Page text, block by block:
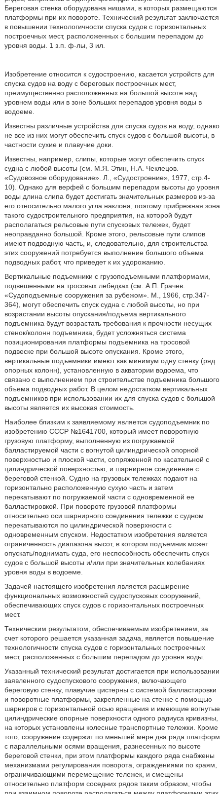
Береговая стенка оборудована нишами, в которых размещаются
платформы при их повороте. Технический результат заключается
в повышении технологичности спуска судов с горизонтальных
построечных мест, расположенных с большим перепадом до
уровня воды. 1 з.п. ф-лы, 3 ил.
Изобретение относится к судостроению, касается устройств для
спуска судов на воду с береговых построечных мест,
преимущественно расположенных на большой высоте над
уровнем воды или в зоне больших перепадов уровня воды в
водоеме.
Известны различные устройства для спуска судов на воду, однако
не все из них могут обеспечить спуск судов с большой высоты, в
частности сухие и плавучие доки.
Известны, например, слипы, которые могут обеспечить спуск
судна с любой высоты (см. М.Я. Этин, Н.А. Чеклецов.
«Судовозное оборудование». Л., «Судостроение», 1977, стр.4-
10). Однако для верфей с большим перепадом высоты до уровня
воды длина слипа будет достигать значительных размеров из-за
его относительно малого угла наклона, поэтому прибрежная зона
такого судостроительного предприятия, на которой будут
располагаться рельсовые пути спусковых тележек, будет
неоправданно большой. Кроме этого, рельсовые пути слипов
имеют подводную часть, и, следовательно, для строительства
этих сооружений потребуется выполнение большого объема
подводных работ, что приведет к их удорожанию.
Вертикальные подъемники с грузоподъемными платформами,
подвешенными на тросовых лебедках (см. А.П. Грачев.
«Судоподъемные сооружения за рубежом». М., 1966, стр.347-
364), могут обеспечить спуск судна с любой высоты, но при
возрастании высоты опускания/подъема вертикального
подъемника будут возрастать требования к прочности несущих
стенок/колонн подъемника, будет усложняться система
позиционирования платформы подъемника на тросовой
подвеске при большой высоте опускания. Кроме этого,
вертикальные подъемники имеют как минимум одну стенку (ряд
опорных колонн), установленную в акватории водоема, что
связано с выполнением при строительстве подъемника большого
объема подводных работ. В целом недостатком вертикальных
подъемников при использовании их для спуска судов с большой
высоты является их высокая стоимость.
Наиболее близким к заявляемому является судоподъемник по
изобретению СССР №1641700, который имеет поворотную
грузовую платформу, выполненную из погружаемой
балластируемой части с вогнутой цилиндрической опорной
поверхностью и плоской части, сопряженной по касательной с
цилиндрической поверхностью, и шарнирное соединение с
береговой стенкой. Судно на грузовых тележках подают на
горизонтально расположенную сухую часть и затем
перекатывают по погружаемой части с одновременной ее
балластировкой. При повороте грузовой платформы
относительно оси шарнирного соединения тележки с судном
перекатываются по цилиндрической поверхности с
одновременным спуском. Недостатком изобретения является
ограниченность диапазона высот, в котором подъемник может
опускать/поднимать суда, его неспособность обеспечить спуск
судов с большой высоты и/или при значительных колебаниях
уровня воды в водоеме.
Задачей настоящего изобретения является расширение
функциональных возможностей судоспусковых сооружений,
обеспечивающих спуск судов с горизонтальных построечных
мест.
Техническим результатом, обеспечиваемым изобретением, за
счет которого решается указанная задача, является повышение
технологичности спуска судов с горизонтальных построечных
мест, расположенных с большим перепадом до уровня воды.
Указанный технический результат достигается при использовании
заявленного судоспускового сооружения, включающего
береговую стенку, плавучие цистерны с системой балластировки
и поворотные платформы, закрепленные на стенке с помощью
шарниров с горизонтальной осью вращения и имеющие вогнутые
цилиндрические опорные поверхности одного радиуса кривизны,
на которых установлены колесные транспортные тележки. Кроме
того, сооружение содержит по меньшей мере два ряда платформ
с параллельными осями вращения, разнесенных по высоте
береговой стенки, при этом платформы каждого ряда снабжены
механизмами регулирования поворота, ограждениями по краям,
ограничивающими перемещение тележек, и смещены
относительно платформ соседних рядов таким образом, чтобы